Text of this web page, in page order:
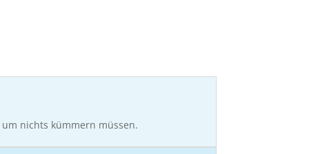
nichts kümmern müssen.